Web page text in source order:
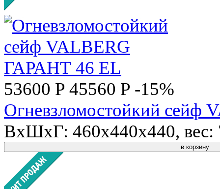
53600 P 45560 P -15%
Огневзломостойкий
ВхШхГ: 460x440x440, вес:
в корзину